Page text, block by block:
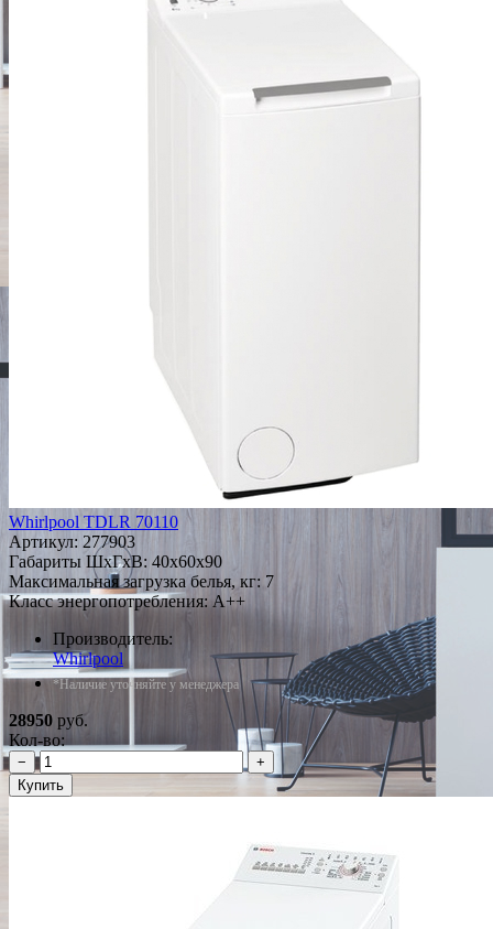
Whirlpool TDLR 70110
Артикул: 277903
Габариты ШxГxВ: 40x60x90
Максимальная загрузка белья, кг: 7
Класс энергопотребления: A++
Производитель:
Whirlpool
*Наличие уточняйте у менеджера
28950 руб.
Кол-во:
−
+
Купить